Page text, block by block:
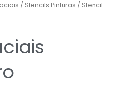
/ Stencils Pinturas / Stencil